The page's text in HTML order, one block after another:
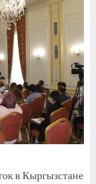
в Кыргызстане